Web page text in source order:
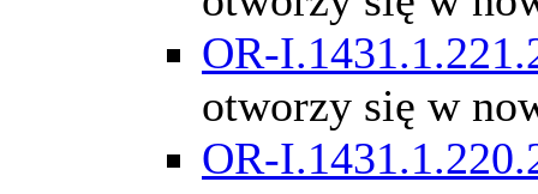
OR-
otworzy się w
OR-